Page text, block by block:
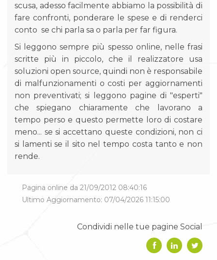
scusa, adesso facilmente abbiamo la possibilità di
fare confronti, ponderare le spese e di renderci
conto se chi parla sa o parla per far figura.
Si leggono sempre più spesso online, nelle frasi
scritte più in piccolo, che il realizzatore usa
soluzioni open source, quindi non è responsabile
di malfunzionamenti o costi per aggiornamenti
non preventivati; si leggono pagine di "esperti"
che spiegano chiaramente che lavorano a
tempo perso e questo permette loro di costare
meno... se si accettano queste condizioni, non ci
si lamenti se il sito nel tempo costa tanto e non
rende.
Pagina online da 21/09/2012 08:40:16
Ultimo Aggiornamento: 07/04/2026 11:15:00
Condividi nelle tue pagine Social